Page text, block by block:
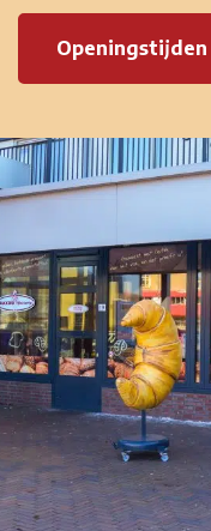
Openingstijden